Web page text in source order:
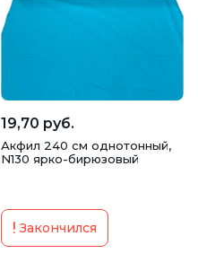
19,70 руб.
Акфил 240 см однотонный,
N130 ярко-бирюзовый
Закончился